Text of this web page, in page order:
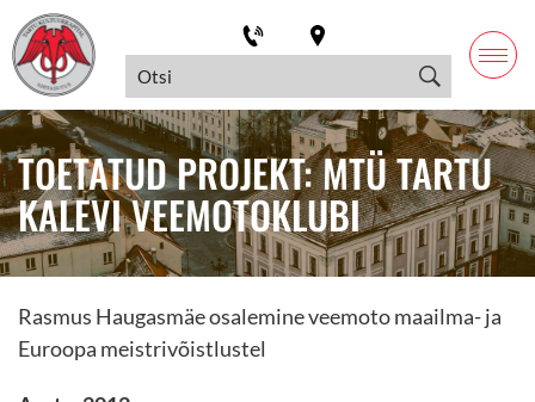
TOETATUD PROJEKT: MTÜ TARTU
KALEVI VEEMOTOKLUBI
Rasmus Haugasmäe osalemine veemoto maailma- ja
Euroopa meistrivõistlustel